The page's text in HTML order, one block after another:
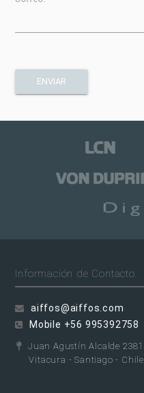
Información de Contacto
aiffos@aiffos.com
Mobile +56 995392758
Juan Agustín Alcalde 2381
Vitacura - Santiago - Chile